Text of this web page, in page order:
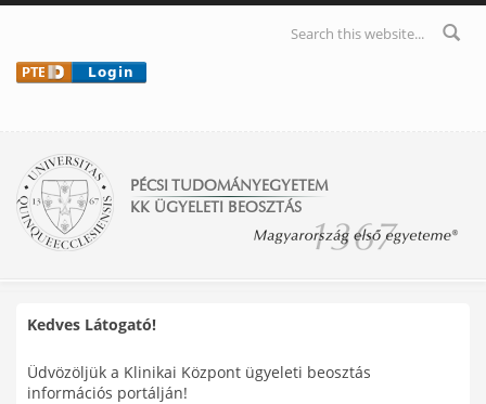
Keresés
PÉCSI TUDOMÁNYEGYETEM
KK ÜGYELETI BEOSZTÁS
Kedves Látogató!
Üdvözöljük a Klinikai Központ ügyeleti beosztás
információs portálján!